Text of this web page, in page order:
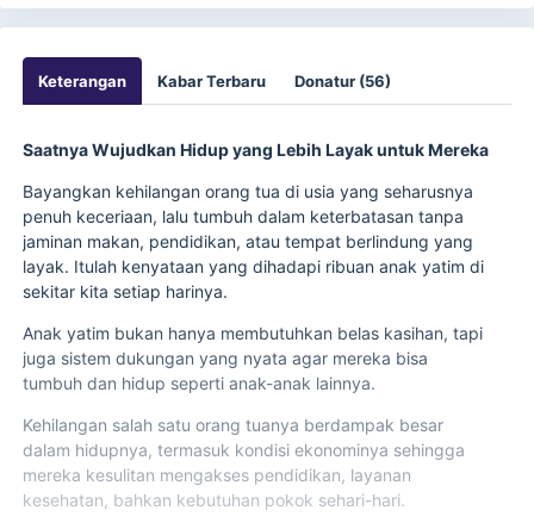
Keterangan Kabar Terbaru Donatur (56)
Saatnya Wujudkan Hidup yang Lebih Layak untuk Mereka
Bayangkan kehilangan orang tua di usia yang seharusnya
penuh keceriaan, lalu tumbuh dalam keterbatasan tanpa
jaminan makan, pendidikan, atau tempat berlindung yang
layak. Itulah kenyataan yang dihadapi ribuan anak yatim di
sekitar kita setiap harinya.
Anak yatim bukan hanya membutuhkan belas kasihan, tapi
juga sistem dukungan yang nyata agar mereka bisa
tumbuh dan hidup seperti anak-anak lainnya.
Kehilangan salah satu orang tuanya berdampak besar
dalam hidupnya, termasuk kondisi ekonominya sehingga
mereka kesulitan mengakses pendidikan, layanan
kesehatan, bahkan kebutuhan pokok sehari-hari.